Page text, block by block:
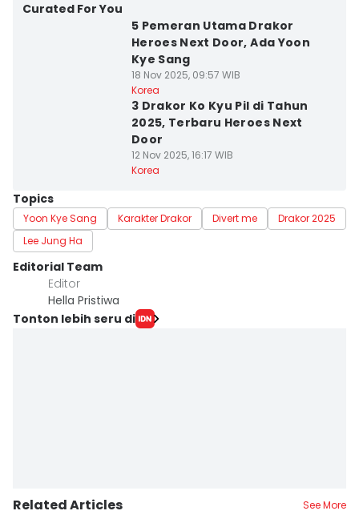
Curated For You
5 Pemeran Utama Drakor
Heroes Next Door, Ada Yoon
Kye Sang
18 Nov 2025, 09:57 WIB
Korea
3 Drakor Ko Kyu Pil di Tahun
2025, Terbaru Heroes Next
Door
12 Nov 2025, 16:17 WIB
Korea
Topics
Yoon Kye Sang Karakter Drakor Divert me Drakor 2025
Lee Jung Ha
Editorial Team
Editor
Hella Pristiwa
Tonton lebih seru di
Related Articles See More